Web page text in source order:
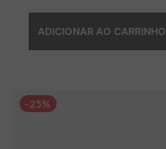
ADICIONAR AO CARRINHO
-25%